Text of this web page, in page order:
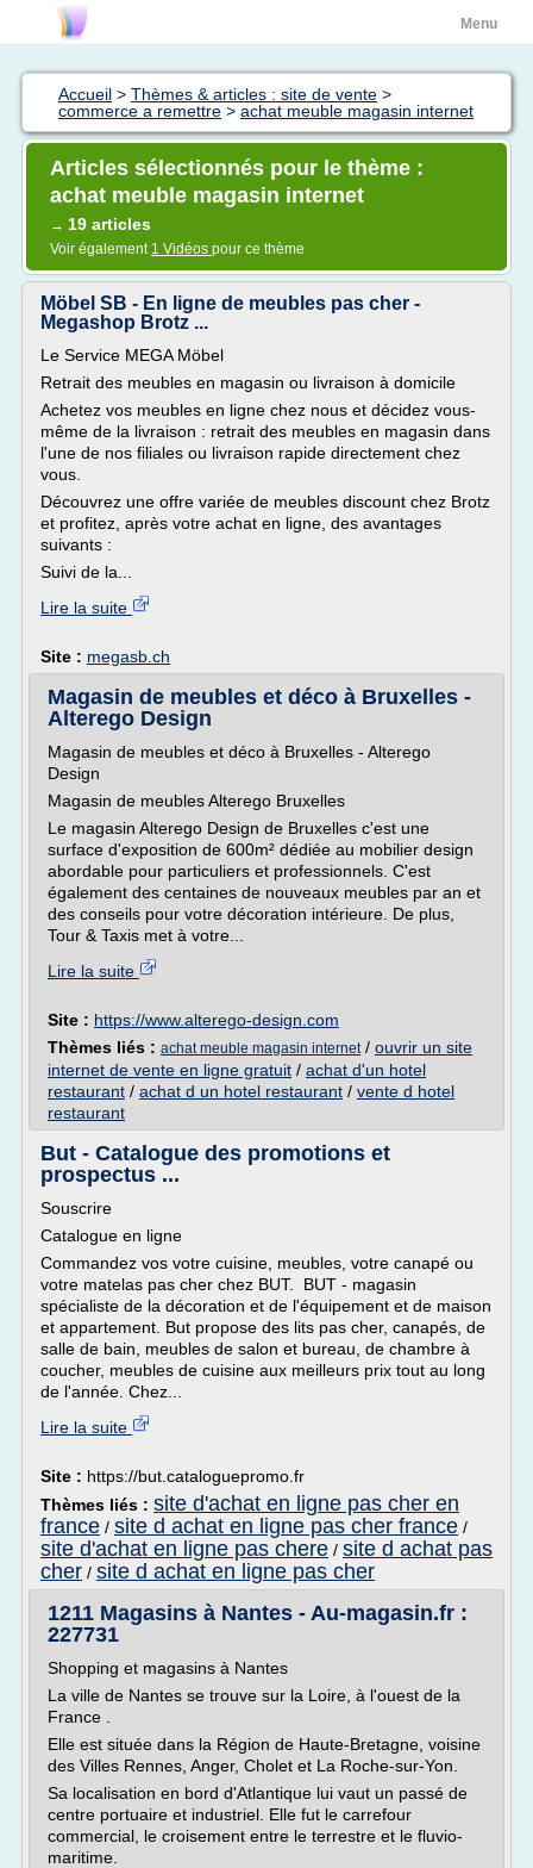
Menu
Accueil > Thèmes & articles : site de vente >
commerce a remettre > achat meuble magasin internet
Articles sélectionnés pour le thème :
achat meuble magasin internet
→ 19 articles
Voir également 1 Vidéos pour ce thème
Möbel SB - En ligne de meubles pas cher -
Megashop Brotz ...
Le Service MEGA Möbel
Retrait des meubles en magasin ou livraison à domicile
Achetez vos meubles en ligne chez nous et décidez vous-
même de la livraison : retrait des meubles en magasin dans
l'une de nos filiales ou livraison rapide directement chez
vous.
Découvrez une offre variée de meubles discount chez Brotz
et profitez, après votre achat en ligne, des avantages
suivants :
Suivi de la...
Lire la suite
Site : megasb.ch
Magasin de meubles et déco à Bruxelles -
Alterego Design
Magasin de meubles et déco à Bruxelles - Alterego
Design
Magasin de meubles Alterego Bruxelles
Le magasin Alterego Design de Bruxelles c'est une
surface d'exposition de 600m² dédiée au mobilier design
abordable pour particuliers et professionnels. C'est
également des centaines de nouveaux meubles par an et
des conseils pour votre décoration intérieure. De plus,
Tour & Taxis met à votre...
Lire la suite
Site : https://www.alterego-design.com
Thèmes liés : achat meuble magasin internet/ ouvrir un site
internet de vente en ligne gratuit / achat d'un hotel
restaurant / achat d un hotel restaurant / vente d hotel
restaurant
But - Catalogue des promotions et
prospectus ...
Souscrire
Catalogue en ligne
Commandez vos votre cuisine, meubles, votre canapé ou
votre matelas pas cher chez BUT. BUT - magasin
spécialiste de la décoration et de l'équipement et de maison
et appartement. But propose des lits pas cher, canapés, de
salle de bain, meubles de salon et bureau, de chambre à
coucher, meubles de cuisine aux meilleurs prix tout au long
de l'année. Chez...
Lire la suite
Site : https://but.cataloguepromo.fr
Thèmes liés : site d'achat en ligne pas cher en
france / site d achat en ligne pas cher france /
site d'achat en ligne pas chere / site d achat pas
cher / site d achat en ligne pas cher
1211 Magasins à Nantes - Au-magasin.fr :
227731
Shopping et magasins à Nantes
La ville de Nantes se trouve sur la Loire, à l'ouest de la
France .
Elle est située dans la Région de Haute-Bretagne, voisine
des Villes Rennes, Anger, Cholet et La Roche-sur-Yon.
Sa localisation en bord d'Atlantique lui vaut un passé de
centre portuaire et industriel. Elle fut le carrefour
commercial, le croisement entre le terrestre et le fluvio-
maritime.